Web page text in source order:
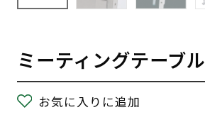
ミーティングテーブル
お気に入りに追加